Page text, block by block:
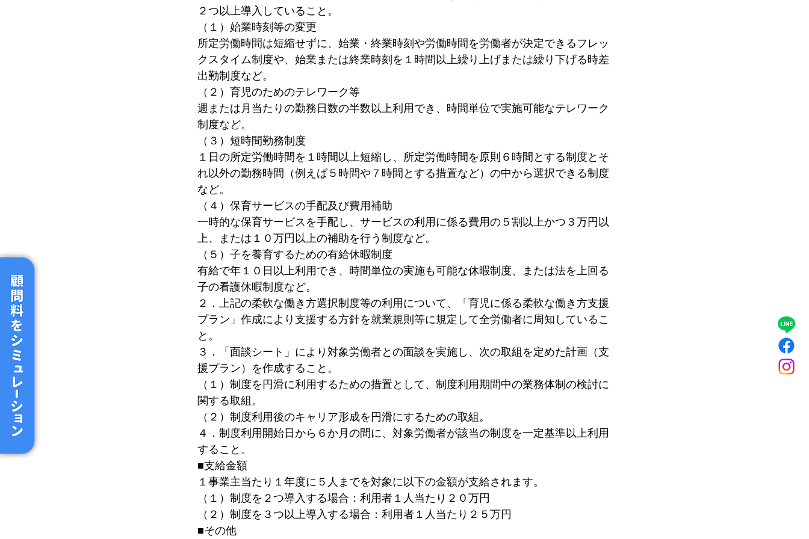
２つ以上導入していること。
（１）始業時刻等の変更
所定労働時間は短縮せずに、始業・終業時刻や労働時間を労働者が決定できるフレッ
クスタイム制度や、始業または終業時刻を１時間以上繰り上げまたは繰り下げる時差
出勤制度など。
（２）育児のためのテレワーク等
週または月当たりの勤務日数の半数以上利用でき、時間単位で実施可能なテレワーク
制度など。
（３）短時間勤務制度
１日の所定労働時間を１時間以上短縮し、所定労働時間を原則６時間とする制度とそ
れ以外の勤務時間（例えば５時間や７時間とする措置など）の中から選択できる制度
など。
（４）保育サービスの手配及び費用補助
一時的な保育サービスを手配し、サービスの利用に係る費用の５割以上かつ３万円以
上、または１０万円以上の補助を行う制度など。
（５）子を養育するための有給休暇制度
有給で年１０日以上利用でき、時間単位の実施も可能な休暇制度、または法を上回る
子の看護休暇制度など。
２．上記の柔軟な働き方選択制度等の利用について、「育児に係る柔軟な働き方支援
プラン」作成により支援する方針を就業規則等に規定して全労働者に周知しているこ
と。
３．「面談シート」により対象労働者との面談を実施し、次の取組を定めた計画（支
援プラン）を作成すること。
（１）制度を円滑に利用するための措置として、制度利用期間中の業務体制の検討に
関する取組。
（２）制度利用後のキャリア形成を円滑にするための取組。
４．制度利用開始日から６か月の間に、対象労働者が該当の制度を一定基準以上利用
すること。
■支給金額
１事業主当たり１年度に５人までを対象に以下の金額が支給されます。
（１）制度を２つ導入する場合：利用者１人当たり２０万円
（２）制度を３つ以上導入する場合：利用者１人当たり２５万円
■その他